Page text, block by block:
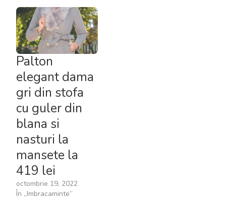
Palton
elegant dama
gri din stofa
cu guler din
blana si
nasturi la
mansete la
419 lei
octombrie 19, 2022
În „Imbracaminte”